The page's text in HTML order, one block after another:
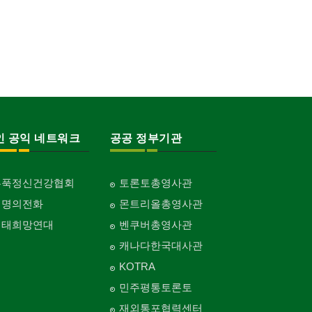
공익 네트워크
정신건강협회
의전화
희망연대
공공 정부기관
토론토총영사관
몬트리올총영사관
벤쿠버총영사관
캐나다한국대사관
KOTRA
민주평통토론토
재외통포협력센터